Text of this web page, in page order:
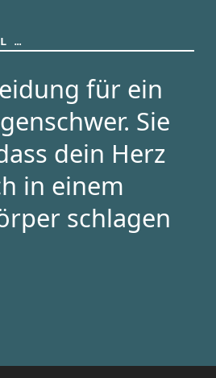
…
für ein
Sie
dein Herz
in einem
schlagen